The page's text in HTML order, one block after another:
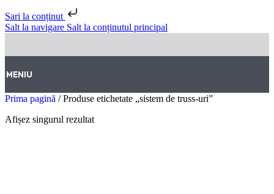
Sari la conținut
Salt la navigare Salt la conținutul principal
MENIU
Prima pagină / Produse etichetate „sistem de truss-uri”
Afișez singurul rezultat